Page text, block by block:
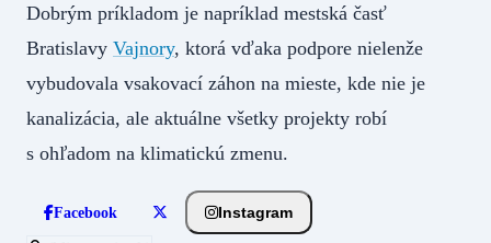
Dobrým príkladom je napríklad mestská časť
Bratislavy Vajnory, ktorá vďaka podpore nielenže
vybudovala vsakovací záhon na mieste, kde nie je
kanalizácia, ale aktuálne všetky projekty robí
s ohľadom na klimatickú zmenu.
Facebook Instagram